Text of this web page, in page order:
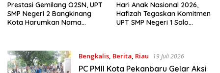
Prestasi Gemilang O2SN, UPT
SMP Negeri 2 Bangkinang
Kota Harumkan Nama
Hari Anak Nasional 2026,
Hafizah Tegaskan Komitmen
UPT SMP Negeri 1 Salo
Bengkalis, Berita, Riau 19 Juli 2026
PC PMII Kota Pekanbaru Gelar Aksi